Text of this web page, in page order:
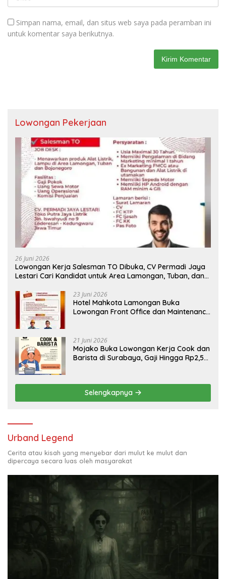
Simpan nama, email, dan situs web saya pada peramban ini
untuk komentar saya berikutnya.
Lowongan Pekerjaan
26 Juni 2026
Lowongan Kerja Salesman TO Dibuka, CV Permadi Jaya
Lestari Cari Kandidat untuk Area Lamongan, Tuban, dan
23 Juni 2026
Hotel Mahkota Lamongan Buka
Lowongan Front Office dan Maintenance
21 Juni 2026
Mojako Buka Lowongan Kerja Cook dan
Barista di Surabaya, Gaji Hingga Rp2,5
Selengkapnya
Urband Legend
Cerita atau kisah yang menyebar dari mulut ke mulut dan
dipercaya secara luas oleh masyarakat